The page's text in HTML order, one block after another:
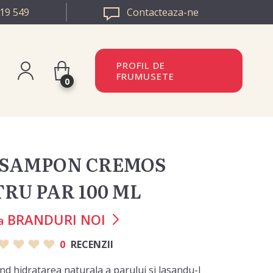
549 Contacteaza-ne
0
PROFIL DE
FRUMUSETE
CREMOS
PAR 100 ML
BRANDURI NOI
0 RECENZII
hidratarea naturala a parului si lasandu-l